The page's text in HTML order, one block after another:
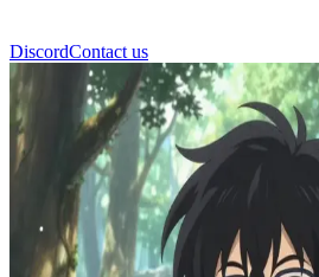
DiscordContact us